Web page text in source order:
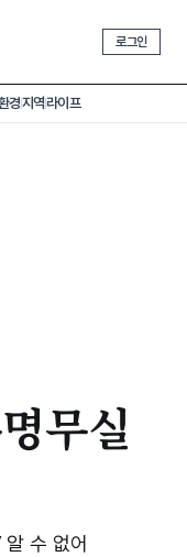
로그인
경지역라이프
무실
수 없어